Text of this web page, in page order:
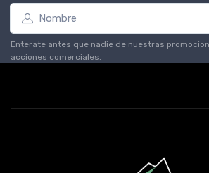
Enterate antes que nadie de nuestras
acciones comerciales.